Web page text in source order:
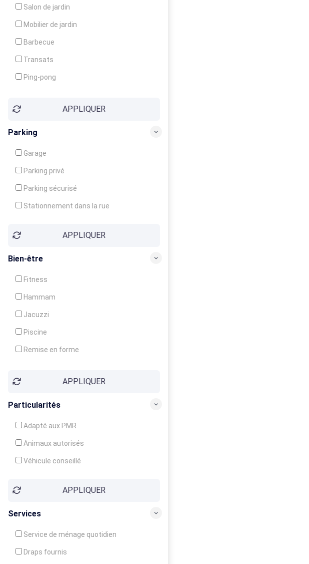
Salon de jardin
Mobilier de jardin
Barbecue
Transats
Ping-pong
Jeux d'enfantsAPPLIQUER
Parking
Garage
Parking privé
Parking sécurisé
Stationnement dans la rue
APPLIQUER
Bien-être
Fitness
Hammam
Jacuzzi
Piscine
Remise en forme
Soins du corpsAPPLIQUER
Particularités
Adapté aux PMR
Animaux autorisés
Véhicule conseillé
APPLIQUER
Services
Service de ménage quotidien
Draps fournis